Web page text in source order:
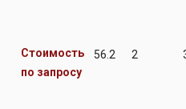
Стоимость
по запросу
56.2 2